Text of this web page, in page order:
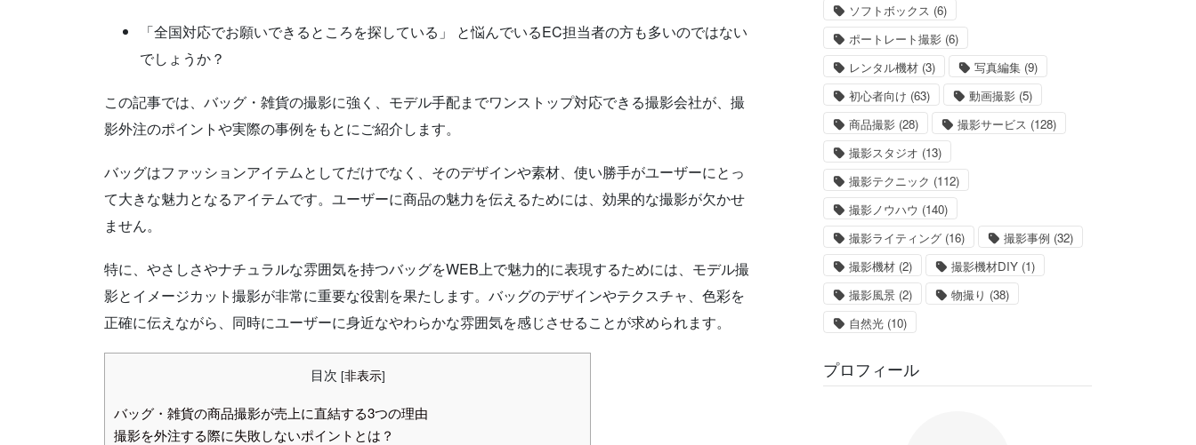
「全国対応でお願いできるところを探している」 と悩んでいるEC担当者の方も多いのではない
でしょうか？
この記事では、バッグ・雑貨の撮影に強く、モデル手配までワンストップ対応できる撮影会社が、撮
影外注のポイントや実際の事例をもとにご紹介します。
バッグはファッションアイテムとしてだけでなく、そのデザインや素材、使い勝手がユーザーにとっ
て大きな魅力となるアイテムです。ユーザーに商品の魅力を伝えるためには、効果的な撮影が欠かせ
ません。
特に、やさしさやナチュラルな雰囲気を持つバッグをWEB上で魅力的に表現するためには、モデル撮
影とイメージカット撮影が非常に重要な役割を果たします。バッグのデザインやテクスチャ、色彩を
正確に伝えながら、同時にユーザーに身近なやわらかな雰囲気を感じさせることが求められます。
目次 [非表示]
バッグ・雑貨の商品撮影が売上に直結する3つの理由
撮影を外注する際に失敗しないポイントとは？
ソフトボックス (6)
ポートレート撮影 (6)
レンタル機材 (3) 写真編集 (9)
初心者向け (63) 動画撮影 (5)
商品撮影 (28) 撮影サービス (128)
撮影スタジオ (13)
撮影テクニック (112)
撮影ノウハウ (140)
撮影ライティング (16) 撮影事例 (32)
撮影機材 (2) 撮影機材DIY (1)
撮影風景 (2) 物撮り (38)
自然光 (10)
プロフィール